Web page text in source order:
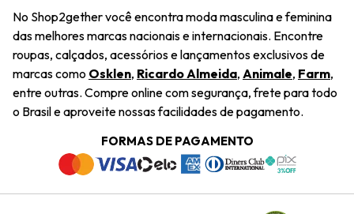
Saiu na Mídia
Sustentabilidade
Navegando
Termos e Condições
Trabalhe Conosco
Regulamento e Promoções
Wishlist
Troca Fácil
Restituição de Pagamento
Dúvidas Frequentes
Termos e Condições
Política de Privacidade
No Shop2gether você encontra moda masculina e feminina
das melhores marcas nacionais e internacionais. Encontre
roupas, calçados, acessórios e lançamentos exclusivos de
marcas como Osklen, Ricardo Almeida, Animale, Farm,
entre outras. Compre online com segurança, frete para todo
o Brasil e aproveite nossas facilidades de pagamento.
FORMAS DE PAGAMENTO